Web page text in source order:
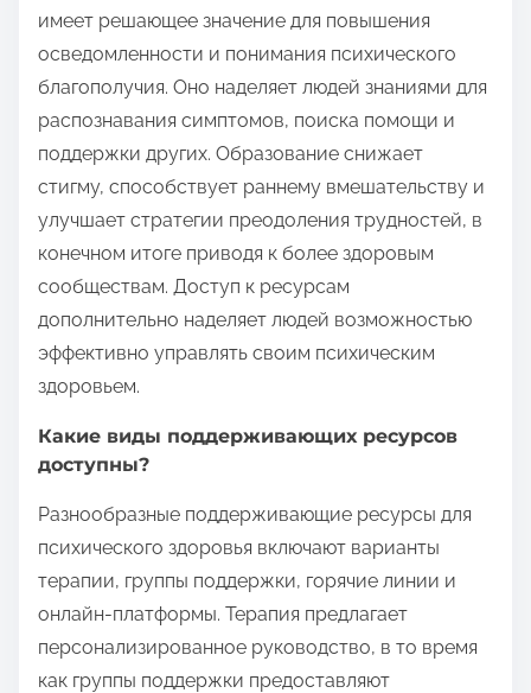
имеет решающее значение для повышения
осведомленности и понимания психического
благополучия. Оно наделяет людей знаниями для
распознавания симптомов, поиска помощи и
поддержки других. Образование снижает
стигму, способствует раннему вмешательству и
улучшает стратегии преодоления трудностей, в
конечном итоге приводя к более здоровым
сообществам. Доступ к ресурсам
дополнительно наделяет людей возможностью
эффективно управлять своим психическим
здоровьем.
Какие виды поддерживающих ресурсов
доступны?
Разнообразные поддерживающие ресурсы для
психического здоровья включают варианты
терапии, группы поддержки, горячие линии и
онлайн-платформы. Терапия предлагает
персонализированное руководство, в то время
как группы поддержки предоставляют